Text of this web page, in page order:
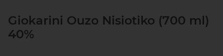
Giokarini Ouzo Nisiotiko (700 ml)
40%